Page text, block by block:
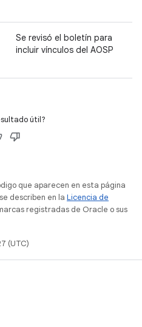
Se revisó el boletín para
incluir vínculos del AOSP
útil?
que aparecen en esta página
describen en la Licencia de
registradas de Oracle o sus
(UTC)